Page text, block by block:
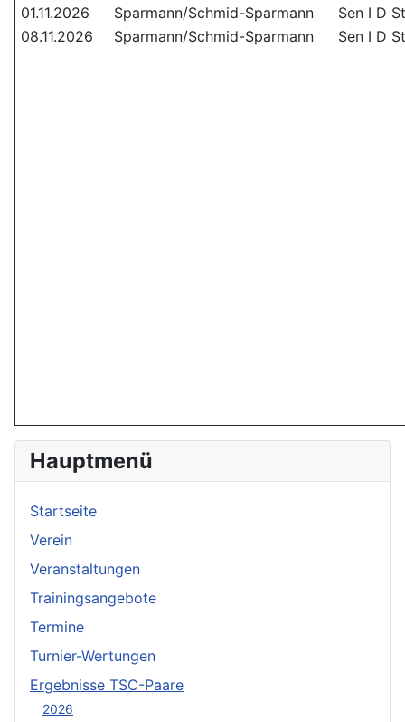
Hauptmenü
Startseite
Verein
Veranstaltungen
Trainingsangebote
Termine
Turnier-Wertungen
Ergebnisse TSC-Paare
2026
01.11.2026
Sparmann/Schmid-Sparmann
Sen I D
08.11.2026
Sparmann/Schmid-Sparmann Sen I D